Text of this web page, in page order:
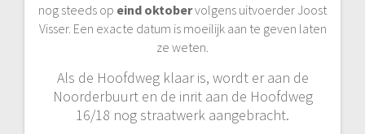
nog steeds op eind oktobervolgens uitvoerder Joost
Visser. Een exacte datum is moeilijk aan te geven laten
ze weten.
Als de Hoofdweg klaar is, wordt er aan de
Noorderbuurt en de inrit aan de Hoofdweg
16/18 nog straatwerk aangebracht.